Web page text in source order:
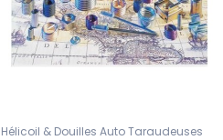
Hélicoil & Douilles Auto Taraudeuses